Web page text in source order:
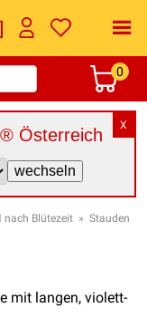
0
X
Österreich
nach Blütezeit » Stauden
mit langen, violett-